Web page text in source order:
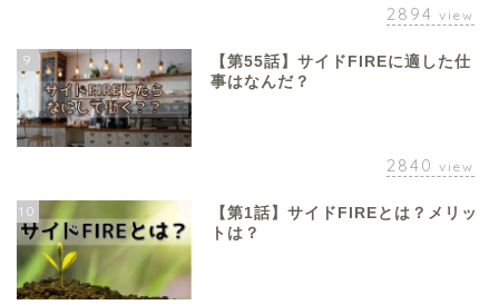
2894 view
9
【第55話】サイドFIREに適した仕
事はなんだ？
2840 view
10
【第1話】サイドFIREとは？メリッ
トは？